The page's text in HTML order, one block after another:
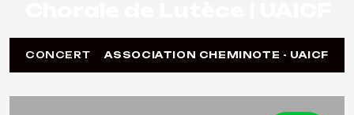
CONCERT ASSOCIATION CHEMINOTE - UAICF